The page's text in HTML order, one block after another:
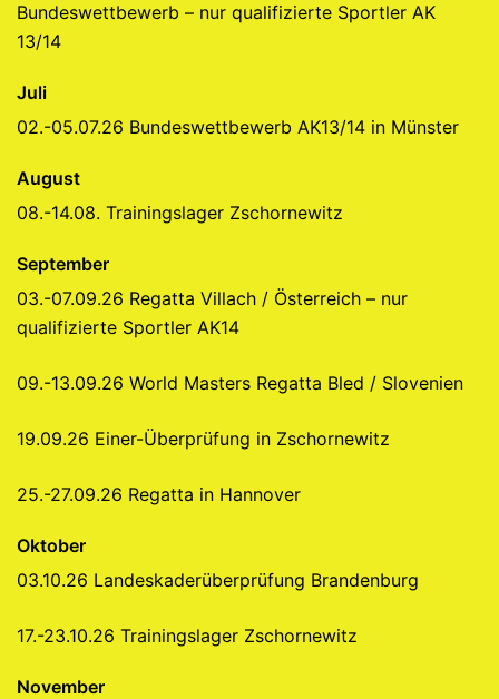
Bundeswettbewerb – nur qualifizierte Sportler AK
13/14
Juli
02.-05.07.26 Bundeswettbewerb AK13/14 in Münster
August
08.-14.08. Trainingslager Zschornewitz
September
03.-07.09.26 Regatta Villach / Österreich – nur
qualifizierte Sportler AK14
09.-13.09.26 World Masters Regatta Bled / Slovenien
19.09.26 Einer-Überprüfung in Zschornewitz
25.-27.09.26 Regatta in Hannover
Oktober
03.10.26 Landeskaderüberprüfung Brandenburg
17.-23.10.26 Trainingslager Zschornewitz
November